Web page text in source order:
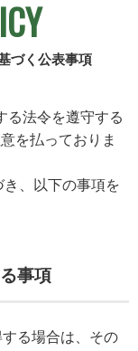
づく公表事項
る法令を遵守する
を払っておりま
、以下の事項を
事項
る場合は、その